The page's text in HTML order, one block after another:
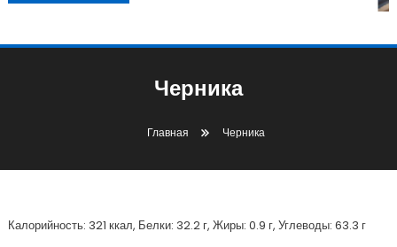
Черника
Главная Черника
Калорийность: 321 ккал, Белки: 32.2 г, Жиры: 0.9 г, Углеводы: 63.3 г